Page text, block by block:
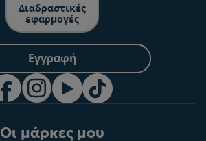
Διαδραστικές
εφαρμογές
Εγγραφή
Οι μάρκες μου